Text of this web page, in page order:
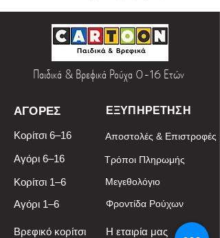
Παιδικά & Βρεφικά Ρούχα 0-16 Ετών
ΑΓΟΡΕΣ ΕΞΥΠΗΡΕΤΗΣΗ
Κορίτσι 6–16 Αποστολές & Επιστροφές
Αγόρι 6–16 Τρόποι Πληρωμής
Κορίτσι 1–6 Μεγεθολόγιο
Αγόρι 1–6 Φροντίδα Ρούχων
Βρεφικό κορίτσι Η εταιρία μας